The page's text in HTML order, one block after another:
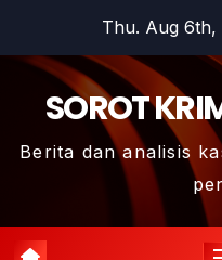
content
Thu. Aug 6th,
SOROT
Berita dan analisis